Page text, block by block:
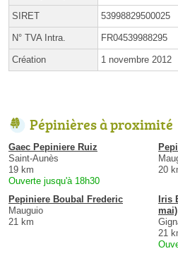
SIRET 53998829500025
N° TVA Intra. FR04539988295
Création 1 novembre 2012
Pépinières à proximité
Gaec Pepiniere Ruiz
Saint-Aunès
19 km
Ouverte jusqu'à 18h30
20
Pepiniere Boubal Frederic
Mauguio
21 km
Iris
mai)
21